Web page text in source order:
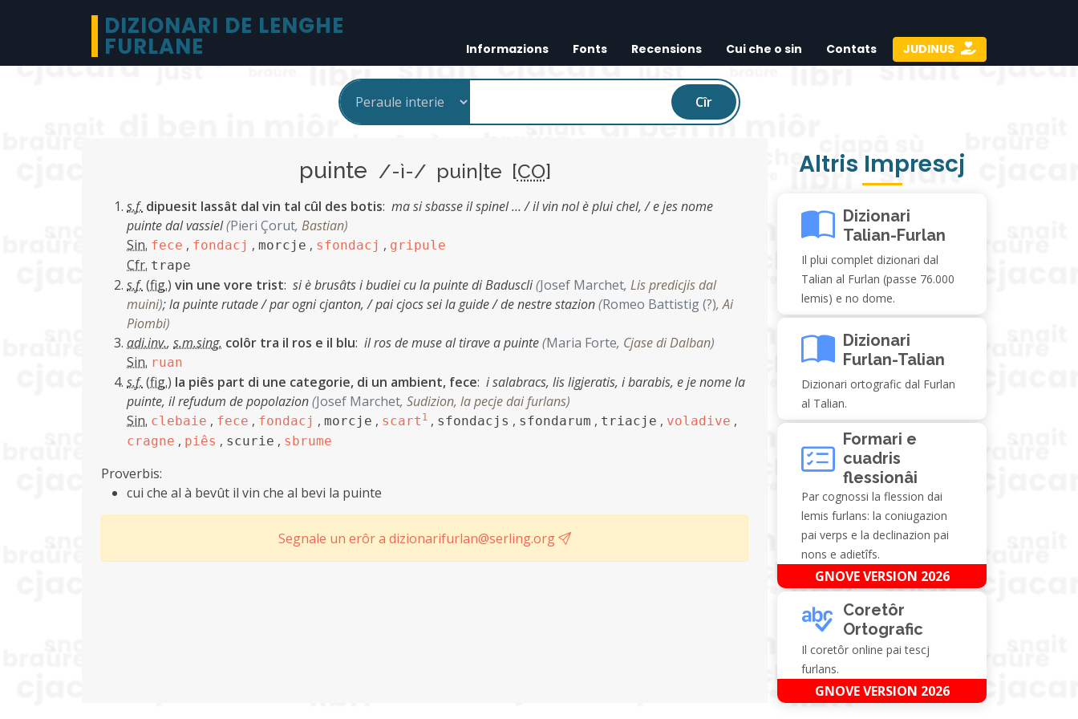
DIZIONARI DE LENGHE
FURLANE Informazions Fonts Recensions Cui che o sin Contats JUDINUS
Cîr
puinte /-ì-/ puin|te [CO]
s.f. dipuesit lassât dal vin tal cûl des botis: ma si sbasse il spinel … / il vin nol è plui chel, / e jes nome
puinte dal vassiel(Pieri Çorut, Bastian)
Sin. fece , fondacj , morcje , sfondacj , gripule
Cfr. trape
s.f. (fig.) vin une vore trist: si è brusâts i budiei cu la puinte di Baduscli(Josef Marchet, Lis predicjis dal
muini);la puinte rutade / par ogni cjanton, / pai cjocs sei la guide / de nestre stazion(Romeo Battistig (?),Ai
Piombi)
adi.inv., s.m.sing. colôr tra il ros e il blu: il ros de muse al tirave a puinte(Maria Forte, Cjase di Dalban)
Sin. ruan
s.f. (fig.) la piês part di une categorie, di un ambient, fece: i salabracs, lis ligjeratis, i barabis, e je nome la
puinte, il refudum de popolazion(Josef Marchet, Sudizion, la pecje dai furlans)
Sin. clebaie , fece , fondacj , morcje , scart 1 , sfondacjs , sfondarum , triacje , voladive ,
cragne , piês , scurie , sbrume
Proverbis:
cui che al à bevût il vin che al bevi la puinte
Segnale un erôr a dizionarifurlan@serling.org
Altris Imprescj
Dizionari
Talian-Furlan
Il plui complet dizionari dal
Talian al Furlan (passe 76.000
lemis) e no dome.
Dizionari
Furlan-Talian
Dizionari ortografic dal Furlan
al Talian.
Formari e
cuadris
flessionâi
Par cognossi la flession dai
lemis furlans: la coniugazion
pai verps e la declinazion pai
nons e adietîfs.
GNOVE VERSION 2026
Coretôr
Ortografic
Il coretôr online pai tescj
furlans.
GNOVE VERSION 2026